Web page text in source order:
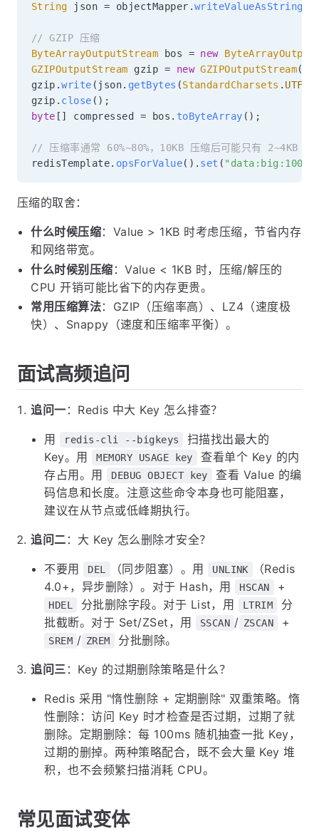
String json = objectMapper .writeValueAsString
// GZIP 压缩
ByteArrayOutputStream bos = new
GZIPOutputStream gzip = new GZIPOutputStream(
gzip .write ( json. getBytes (StandardCharsets . UTF_8
gzip . close ( ) ;
byte [ ] compressed = bos . toByteArray ( ) ;
// 压缩率通常 60%~80%，10KB 压缩后可能只有 2~4KB
redisTemplate. opsForValue( ) . set ( "data:big:1001"
压缩的取舍：
什么时候压缩：Value > 1KB 时考虑压缩，节省内存
和网络带宽。
什么时候别压缩 ：Value < 1KB 时，压缩/解压的
CPU 开销可能比省下的内存更贵。
常用压缩算法：GZIP（压缩率高）、LZ4（速度极
快）、Snappy（速度和压缩率平衡）。
面试高频追问
追问一 ：Redis 中大 Key 怎么排查？
用 redis-cli --bigkeys
扫描找出最大的
Key。用
MEMORY USAGE key
查看单个 Key 的内
存占用。用
DEBUG OBJECT key
查看 Value 的编
码信息和长度。注意这些命令本身也可能阻塞，
建议在从节点或低峰期执行。
追问二 ：大 Key 怎么删除才安全？
不要用 DEL （同步阻塞）。用 UNLINK
（Redis
4.0+，异步删除）。对于 Hash，用
HSCAN +
HDEL 分批删除字段。对于 List，用 LTRIM
分
批截断。对于 Set/ZSet，用
SSCAN / ZSCAN +
SREM / ZREM 分批删除。
追问三 ：Key 的过期删除策略是什么？
Redis 采用 "惰性删除 + 定期删除" 双重策略。惰
性删除：访问 Key 时才检查是否过期，过期了就
删除。定期删除：每 100ms 随机抽查一批 Key，
过期的删掉。两种策略配合，既不会大量 Key 堆
积，也不会频繁扫描消耗 CPU。
常见面试变体